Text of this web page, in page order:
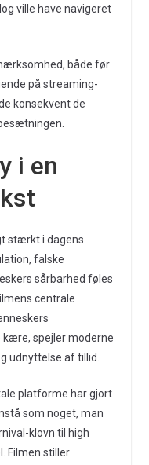
ville have navigeret
både før
på streaming-
konsekvent de
i en
stærkt i dagens
falske
sårbarhed føles
centrale
spejler moderne
udnyttelse af tillid.
platforme har gjort
som noget, man
klovn til high
Filmen stiller